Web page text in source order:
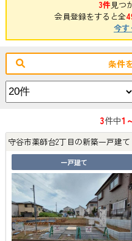
3件見つ
会員登録をすると全
今す
条件
3件中1
守谷市薬師台2丁目の新築一戸建て
一戸建て